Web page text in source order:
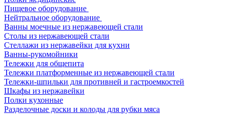
Пищевое оборудование
Нейтральное оборудование
Ванны моечные из нержавеющей стали
Столы из нержавеющей стали
Стеллажи из нержавейки для кухни
Ванны-рукомойники
Тележки для общепита
Тележки платформенные из нержавеющей стали
Тележки-шпильки для противней и гастроемкостей
Шкафы из нержавейки
Полки кухонные
Разделочные доски и колоды для рубки мяса